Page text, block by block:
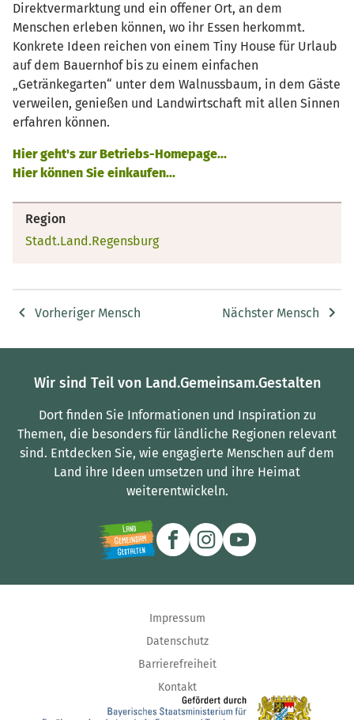
Direktvermarktung und ein offener Ort, an dem
Menschen erleben können, wo ihr Essen herkommt.
Konkrete Ideen reichen von einem Tiny House für Urlaub
auf dem Bauernhof bis zu einem einfachen
„Getränkegarten“ unter dem Walnussbaum, in dem Gäste
verweilen, genießen und Landwirtschaft mit allen Sinnen
erfahren können.
Hier geht's zur Betriebs-Homepage...
Hier können Sie einkaufen...
Region
Stadt.Land.Regensburg
Vorheriger Mensch Nächster Mensch
Wir sind Teil von Land.Gemeinsam.Gestalten
Dort finden Sie Informationen und Inspiration zu
Themen, die besonders für ländliche Regionen relevant
sind. Entdecken Sie, wie engagierte Menschen auf dem
Land ihre Ideen umsetzen und ihre Heimat
weiterentwickeln.
Impressum
Datenschutz
Barrierefreiheit
Kontakt